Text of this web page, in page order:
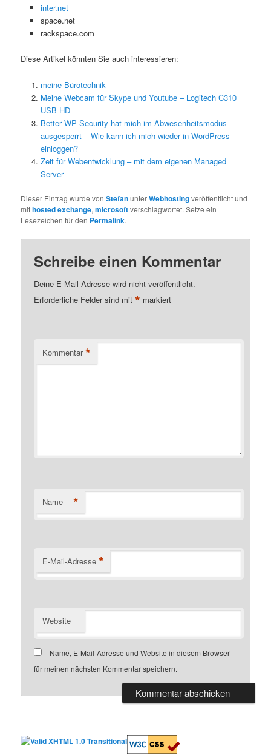
inter.net
space.net
rackspace.com
Diese Artikel könnten Sie auch interessieren:
meine Bürotechnik
Meine Webcam für Skype und Youtube – Logitech C310
USB HD
Better WP Security hat mich im Abwesenheitsmodus
ausgesperrt – Wie kann ich mich wieder in WordPress
einloggen?
Zeit für Webentwicklung – mit dem eigenen Managed
Server
Dieser Eintrag wurde vonStefanunterWebhostingveröffentlicht und
mithosted exchange,microsoftverschlagwortet. Setze ein
Lesezeichen für den Permalink.
Schreibe einen Kommentar
Deine E-Mail-Adresse wird nicht veröffentlicht.
Erforderliche Felder sind mit* markiert
Kommentar *
Name *
E-Mail-Adresse *
Website
Name, E-Mail-Adresse und Website in diesem Browser
für meinen nächsten Kommentar speichern.